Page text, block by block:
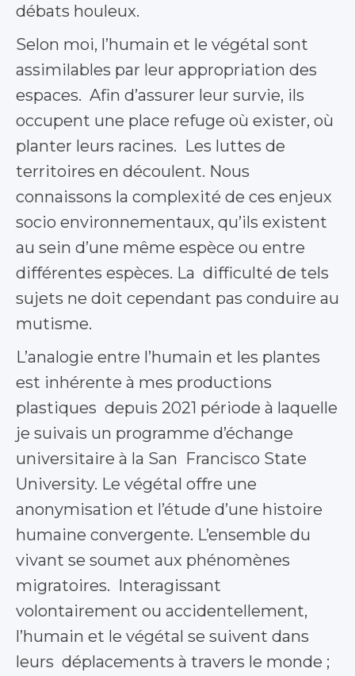
débats houleux.
Selon moi, l’humain et le végétal sont
assimilables par leur appropriation des
espaces. Afin d’assurer leur survie, ils
occupent une place refuge où exister, où
planter leurs racines. Les luttes de
territoires en découlent. Nous
connaissons la complexité de ces enjeux
socio environnementaux, qu’ils existent
au sein d’une même espèce ou entre
différentes espèces. La difficulté de tels
sujets ne doit cependant pas conduire au
mutisme.
L’analogie entre l’humain et les plantes
est inhérente à mes productions
plastiques depuis 2021 période à laquelle
je suivais un programme d’échange
universitaire à la San Francisco State
University. Le végétal offre une
anonymisation et l’étude d’une histoire
humaine convergente. L’ensemble du
vivant se soumet aux phénomènes
migratoires. Interagissant
volontairement ou accidentellement,
l’humain et le végétal se suivent dans
leurs déplacements à travers le monde ;